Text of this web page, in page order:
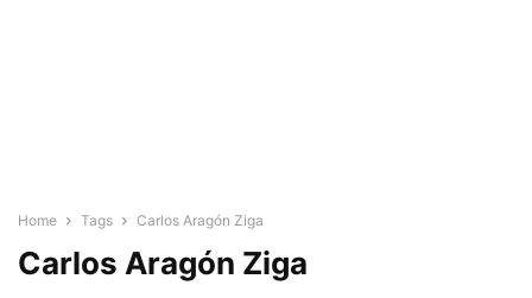
Home Tags Carlos Aragón Ziga
Carlos Aragón Ziga